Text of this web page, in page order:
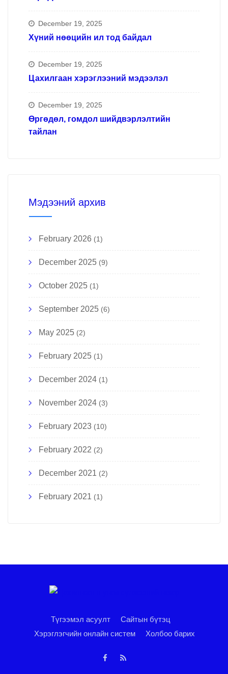
December 19, 2025
Хүний нөөцийн ил тод байдал
December 19, 2025
Цахилгаан хэрэглээний мэдээлэл
December 19, 2025
Өргөдөл, гомдол шийдвэрлэлтийн
тайлан
Мэдээний архив
February 2026 (1)
December 2025 (9)
October 2025 (1)
September 2025 (6)
May 2025 (2)
February 2025 (1)
December 2024 (1)
November 2024 (3)
February 2023 (10)
February 2022 (2)
December 2021 (2)
February 2021 (1)
Түгээмэл асуулт
Сайтын бүтэц
Хэрэглэгчийн онлайн систем
Холбоо барих